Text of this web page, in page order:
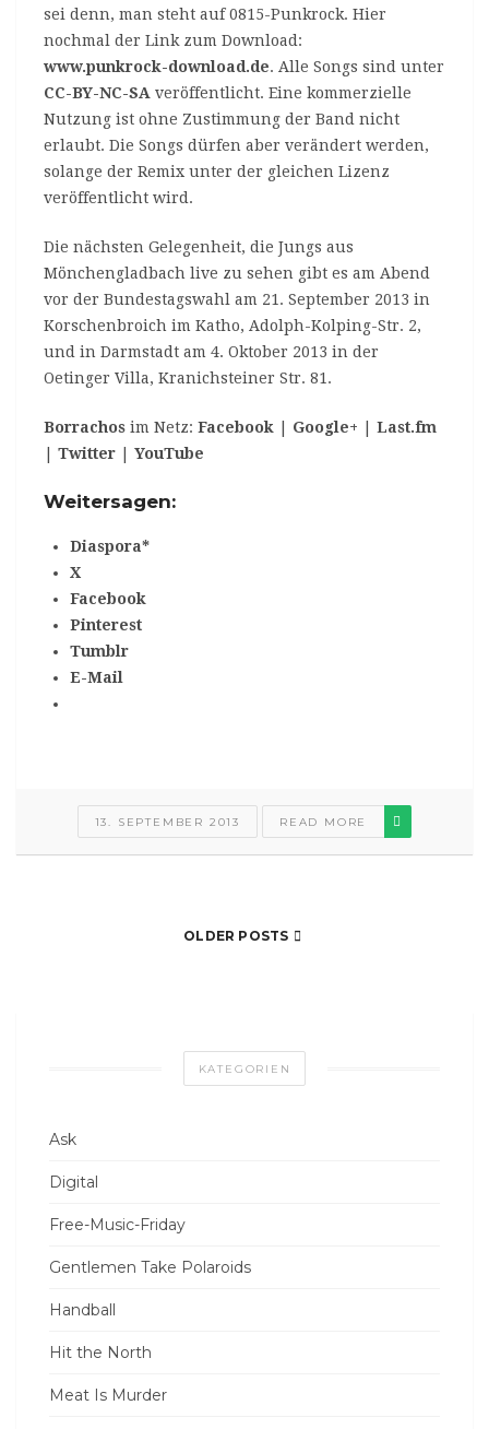
sei denn, man steht auf 0815-Punkrock. Hier
nochmal der Link zum Download:
www.punkrock-download.de. Alle Songs sind unter
CC-BY-NC-SA veröffentlicht. Eine kommerzielle
Nutzung ist ohne Zustimmung der Band nicht
erlaubt. Die Songs dürfen aber verändert werden,
solange der Remix unter der gleichen Lizenz
veröffentlicht wird.
Die nächsten Gelegenheit, die Jungs aus
Mönchengladbach live zu sehen gibt es am Abend
vor der Bundestagswahl am 21. September 2013 in
Korschenbroich im Katho, Adolph-Kolping-Str. 2,
und in Darmstadt am 4. Oktober 2013 in der
Oetinger Villa, Kranichsteiner Str. 81.
Borrachos im Netz: Facebook Google+
Last.fm
Twitter YouTube
Weitersagen:
Diaspora*
X
Facebook
Pinterest
Tumblr
E-Mail
13. SEPTEMBER 2013 READ MORE
OLDER POSTS
KATEGORIEN
Ask
Digital
Free-Music-Friday
Gentlemen Take Polaroids
Handball
Hit the North
Meat Is Murder